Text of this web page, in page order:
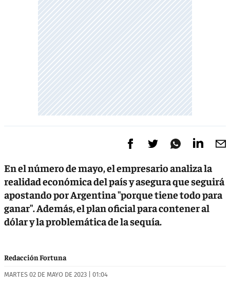
En el número de mayo, el empresario analiza la
realidad económica del país y asegura que seguirá
apostando por Argentina "porque tiene todo para
ganar". Además, el plan oficial para contener al
dólar y la problemática de la sequía.
Redacción Fortuna
MARTES 02 DE MAYO DE 2023 | 01:04